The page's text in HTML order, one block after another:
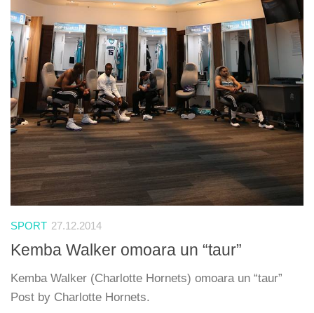
SPORT 27.12.2014
Kemba Walker omoara un “taur”
Kemba Walker (Charlotte Hornets) omoara un “taur”
Post by Charlotte Hornets.